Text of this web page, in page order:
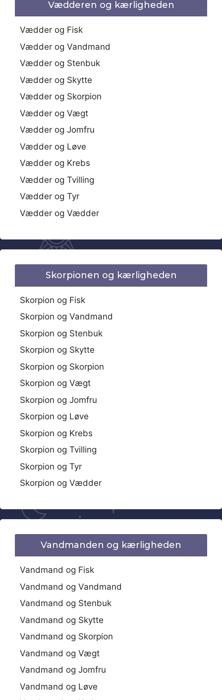
Vædderen og kærligheden
Vædder og Fisk
Vædder og Vandmand
Vædder og Stenbuk
Vædder og Skytte
Vædder og Skorpion
Vædder og Vægt
Vædder og Jomfru
Vædder og Løve
Vædder og Krebs
Vædder og Tvilling
Vædder og Tyr
Vædder og Vædder
Skorpionen og kærligheden
Skorpion og Fisk
Skorpion og Vandmand
Skorpion og Stenbuk
Skorpion og Skytte
Skorpion og Skorpion
Skorpion og Vægt
Skorpion og Jomfru
Skorpion og Løve
Skorpion og Krebs
Skorpion og Tvilling
Skorpion og Tyr
Skorpion og Vædder
Vandmanden og kærligheden
Vandmand og Fisk
Vandmand og Vandmand
Vandmand og Stenbuk
Vandmand og Skytte
Vandmand og Skorpion
Vandmand og Vægt
Vandmand og Jomfru
Vandmand og Løve